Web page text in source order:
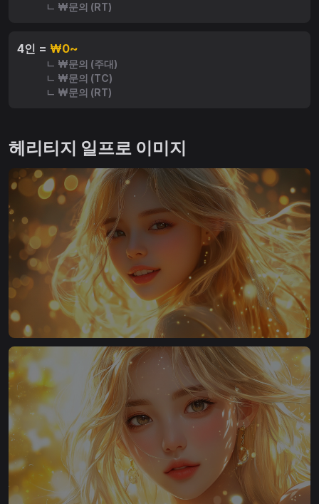
ㄴ ₩문의 (RT)
4인 = ₩0~
ㄴ ₩문의 (주대)
ㄴ ₩문의 (TC)
ㄴ ₩문의 (RT)
헤리티지 일프로 이미지